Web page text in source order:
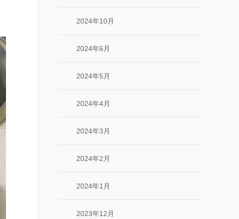
2024年10月
2024年6月
2024年5月
2024年4月
2024年3月
2024年2月
2024年1月
2023年12月